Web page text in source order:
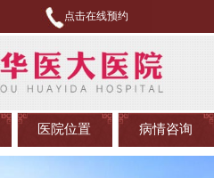
点击在线预约
医院位置 病情咨询